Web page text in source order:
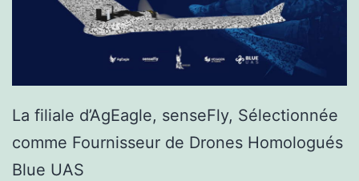
La filiale d’AgEagle, senseFly, Sélectionnée
comme Fournisseur de Drones Homologués
Blue UAS